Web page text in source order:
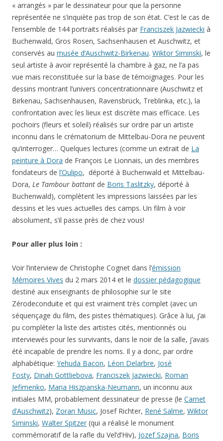
« arrangés » par le dessinateur pour que la personne
représentée ne s’inquiète pas trop de son état. C’est le cas de
l’ensemble de 144 portraits réalisés par Franciszek Jazwiecki à
Buchenwald, Gros Rosen, Sachsenhausen et Auschwitz, et
conservés au musée d’Auschwitz-Birkenau. Wiktor Siminski, le
seul artiste à avoir représenté la chambre à gaz, ne l’a pas
vue mais reconstituée sur la base de témoignages. Pour les
dessins montrant l’univers concentrationnaire (Auschwitz et
Birkenau, Sachsenhausen, Ravensbrück, Treblinka, etc.), la
confrontation avec les lieux est discrète mais efficace. Les
pochoirs (fleurs et soleil) réalisés sur ordre par un artiste
inconnu dans le crématorium de Mittelbau-Dora ne peuvent
qu’interroger… Quelques lectures (comme un extrait de La
peinture à Dora de François Le Lionnais, un des membres
fondateurs de l’Oulipo, déporté à Buchenwald et Mittelbau-
Dora, Le Tambour battant de Boris Taslitzky, déporté à
Buchenwald), complètent les impressions laissées par les
dessins et les vues actuelles des camps. Un film à voir
absolument, s’il passe près de chez vous!
Pour aller plus loin :
Voir l’interview de Christophe Cognet dans l’émission
Mémoires Vives du 2 mars 2014 et le dossier pédagogique
destiné aux enseignants de philosophie sur le site
Zérodeconduite et qui est vraiment très complet (avec un
séquençage du film, des pistes thématiques). Grâce à lui, j’ai
pu compléter la liste des artistes cités, mentionnés ou
interviewés pour les survivants, dans le noir de la salle, j’avais
été incapable de prendre les noms. Il y a donc, par ordre
alphabétique: Yehuda Bacon, Léon Delarbre, José
Fosty, Dinah Gottliebova, Franciszek Jazwiecki, Roman
Jefimenko, Maria Hiszpanska-Neumann, un inconnu aux
initiales MM, probablement dessinateur de presse (le Carnet
d’Auschwitz), Zoran Music, Josef Richter, René Salme, Wiktor
Siminski, Walter Spitzer (qui a réalisé le monument
commémoratif de la rafle du Vel’d’Hiv), Jozef Szajna, Boris